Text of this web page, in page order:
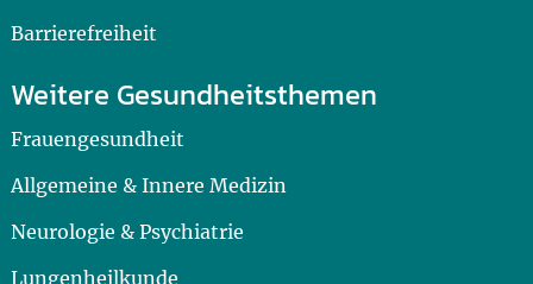
Barrierefreiheit
Weitere Gesundheitsthemen
Frauengesundheit
Allgemeine & Innere Medizin
Neurologie & Psychiatrie
Lungenheilkunde